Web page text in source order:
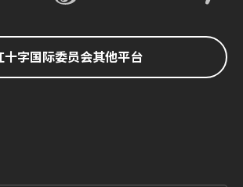
十字国际委员会其他平台